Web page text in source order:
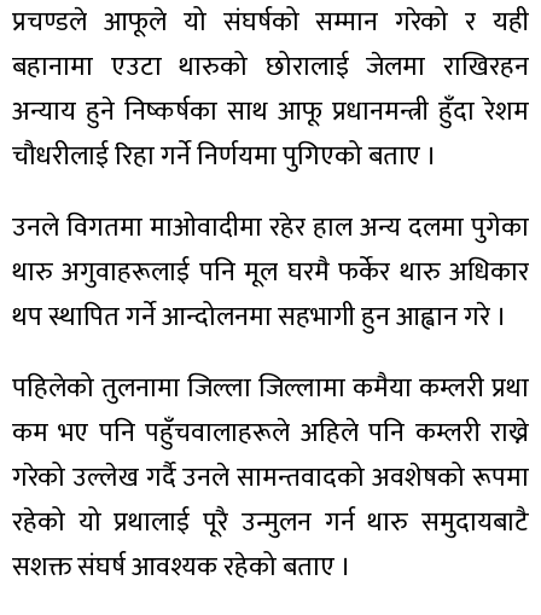
प्रचण्डले आफूले यो संघर्षको सम्मान गरेको र यही
बहानामा एउटा थारुको छोरालाई जेलमा राखिरहन
अन्याय हुने निष्कर्षका साथ आफू प्रधानमन्त्री हुँदा रेशम
चौधरीलाई रिहा गर्ने निर्णयमा पुगिएको बताए ।
उनले विगतमा माओवादीमा रहेर हाल अन्य दलमा पुगेका
थारु अगुवाहरूलाई पनि मूल घरमै फर्केर थारु अधिकार
थप स्थापित गर्ने आन्दोलनमा सहभागी हुन आह्वान गरे ।
पहिलेको तुलनामा जिल्ला जिल्लामा कमैया कम्लरी प्रथा
कम भए पनि पहुँचवालाहरूले अहिले पनि कम्लरी राख्ने
गरेको उल्लेख गर्दै उनले सामन्तवादको अवशेषको रूपमा
रहेको यो प्रथालाई पूरै उन्मुलन गर्न थारु समुदायबाटै
सशक्त संघर्ष आवश्यक रहेको बताए ।